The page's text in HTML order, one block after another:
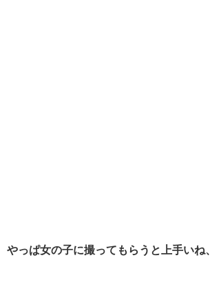
やっぱ女の子に撮ってもらうと上手いね、